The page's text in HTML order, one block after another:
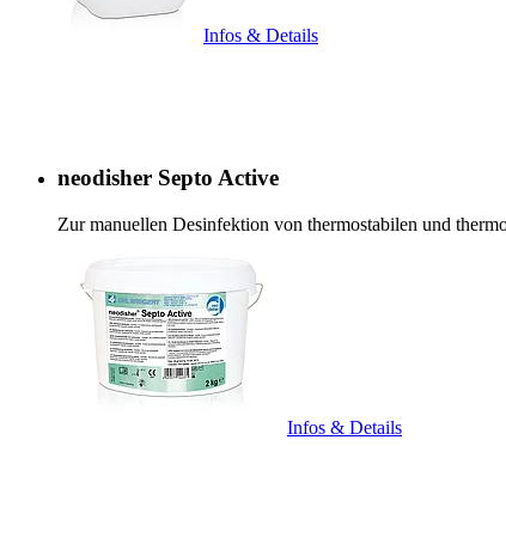
Infos & Details
neodisher Septo Active
Zur manuellen Desinfektion von thermostabilen und
Infos & Details